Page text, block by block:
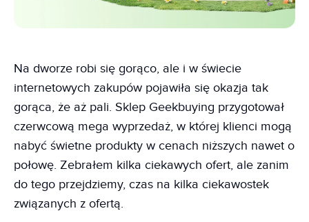
Na dworze robi się gorąco, ale i w świecie
internetowych zakupów pojawiła się okazja tak
gorąca, że aż pali. Sklep Geekbuying przygotował
czerwcową mega wyprzedaż, w której klienci mogą
nabyć świetne produkty w cenach niższych nawet o
połowę. Zebrałem kilka ciekawych ofert, ale zanim
do tego przejdziemy, czas na kilka ciekawostek
związanych z ofertą.